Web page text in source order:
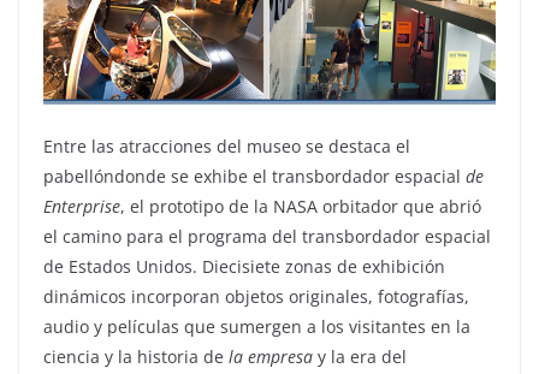
Entre las atracciones del museo se destaca el
pabellóndonde se exhibe el transbordador espacial de
Enterprise, el prototipo de la NASA orbitador que abrió
el camino para el programa del transbordador espacial
de Estados Unidos. Diecisiete zonas de exhibición
dinámicos incorporan objetos originales, fotografías,
audio y películas que sumergen a los visitantes en la
ciencia y la historia de la empresa y la era del